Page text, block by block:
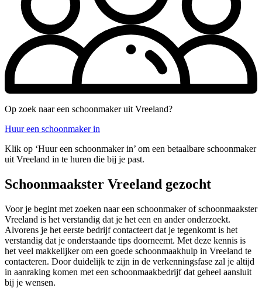
Op zoek naar een schoonmaker uit Vreeland?
Huur een schoonmaker in
Klik op ‘Huur een schoonmaker in’ om een betaalbare schoonmaker
uit Vreeland in te huren die bij je past.
Schoonmaakster Vreeland gezocht
Voor je begint met zoeken naar een schoonmaker of schoonmaakster
Vreeland is het verstandig dat je het een en ander onderzoekt.
Alvorens je het eerste bedrijf contacteert dat je tegenkomt is het
verstandig dat je onderstaande tips doorneemt. Met deze kennis is
het veel makkelijker om een goede schoonmaakhulp in Vreeland te
contacteren. Door duidelijk te zijn in de verkenningsfase zal je altijd
in aanraking komen met een schoonmaakbedrijf dat geheel aansluit
bij je wensen.